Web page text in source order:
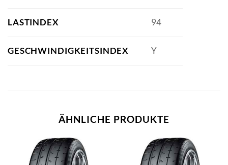
LASTINDEX 94
GESCHWINDIGKEITSINDEX Y
ÄHNLICHE PRODUKTE